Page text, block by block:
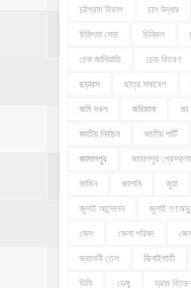
চট্টগ্রাম বিভাগ চাল উদ্ধার
চিকিৎসা সেবা চিনিকল
চেক জালিয়াতি চেক বিতরণ
ছড়ারস ছাত্র সমাবেশ
জমি দখল জরিমানা জা
জাতীয় নির্বাচন জাতীয় পার্টি
জামালপুর জামালপুর
জামিন জালানি জুয়া
জুলাই আন্দোলন জুলাই
জেল জেলা পরিষদ
জ্বালানী তেল ঝিনাইগাতী
ডিসি ডেঙ্গু ড্রাম